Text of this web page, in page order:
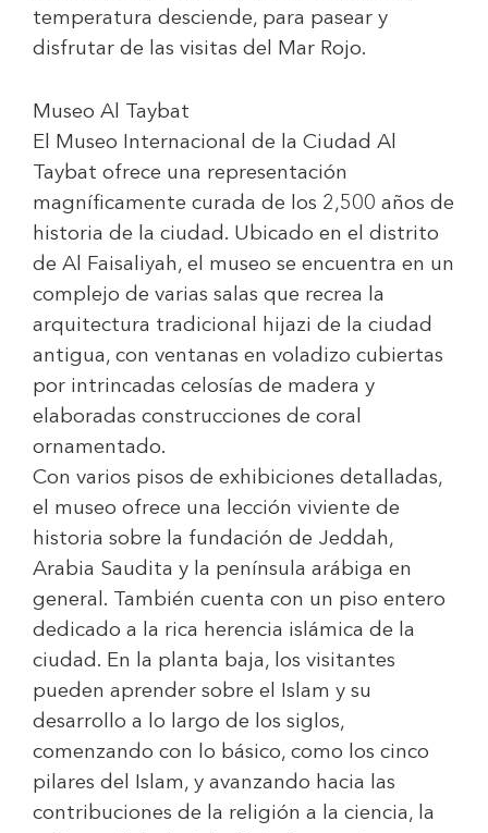
temperatura desciende, para pasear y
disfrutar de las visitas del Mar Rojo.
Museo Al Taybat
El Museo Internacional de la Ciudad Al
Taybat ofrece una representación
magníficamente curada de los 2,500 años de
historia de la ciudad. Ubicado en el distrito
de Al Faisaliyah, el museo se encuentra en un
complejo de varias salas que recrea la
arquitectura tradicional hijazi de la ciudad
antigua, con ventanas en voladizo cubiertas
por intrincadas celosías de madera y
elaboradas construcciones de coral
ornamentado.
Con varios pisos de exhibiciones detalladas,
el museo ofrece una lección viviente de
historia sobre la fundación de Jeddah,
Arabia Saudita y la península arábiga en
general. También cuenta con un piso entero
dedicado a la rica herencia islámica de la
ciudad. En la planta baja, los visitantes
pueden aprender sobre el Islam y su
desarrollo a lo largo de los siglos,
comenzando con lo básico, como los cinco
pilares del Islam, y avanzando hacia las
contribuciones de la religión a la ciencia, la